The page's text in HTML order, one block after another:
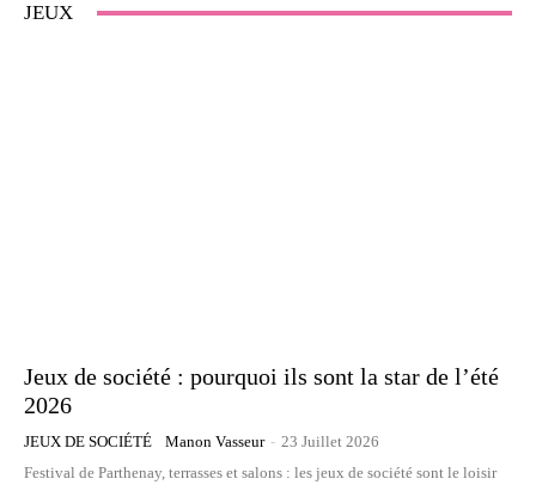
JEUX
Jeux de société : pourquoi ils sont la star de l’été
2026
JEUX DE SOCIÉTÉ Manon Vasseur - 23 Juillet 2026
Festival de Parthenay, terrasses et salons : les jeux de société sont le loisir